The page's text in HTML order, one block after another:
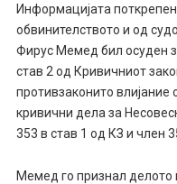
Информацијата
обвинителството и од
Фирус Мемед бил осуден
став 2 од Кривичниот
противзаконито
кривични дела за
353 в став 1 од КЗ и член
Мемед го признал делото